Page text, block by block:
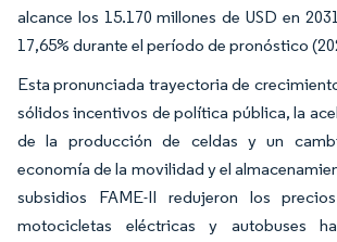
alcance los 15.170 millones de USD en
17,65% durante el período de pronóstico
Esta pronunciada trayectoria de
sólidos incentivos de política pública, la
de la producción de celdas y un
economía de la movilidad y el
subsidios FAME-II redujeron los
motocicletas eléctricas y autobuses